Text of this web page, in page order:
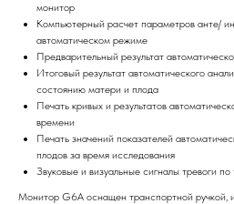
монитор
Компьютерный расчет параметров анте/
автоматическом режиме
Предварительный результат
Итоговый результат автоматического
состоянию матери и плода
Печать кривых и результатов
времени
Печать значений показателей
плодов за время исследования
Звуковые и визуальные сигналы тревоги
Монитор G6A оснащен транспортной ручкой,